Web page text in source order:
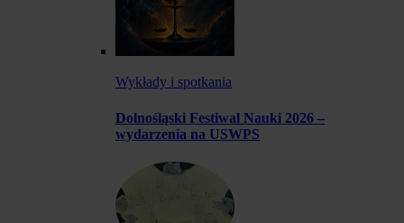
Wykłady i spotkania
Dolnośląski Festiwal Nauki 2026 –
wydarzenia na USWPS